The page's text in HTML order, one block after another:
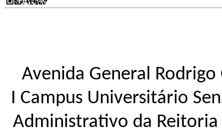
Avenida General
I Campus Universitário
Administrativo da